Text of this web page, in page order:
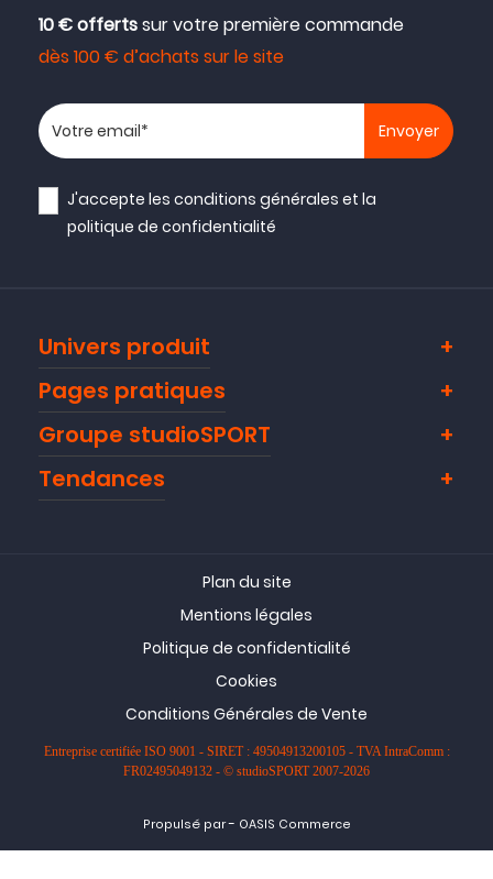
10 € offertssur votre première commande
dès 100 € d’achats sur le site
Votre adresse email
J'accepte lesconditions générales et la
politique de confidentialité
Univers produit
Pages pratiques
Groupe studioSPORT
Tendances
Plan du site
Mentions légales
Politique de confidentialité
Cookies
Conditions Générales de Vente
Entreprise certifiée ISO 9001 - SIRET : 49504913200105 - TVA IntraComm :
FR02495049132 - © studioSPORT 2007-2026
Propulsé par- OASIS Commerce